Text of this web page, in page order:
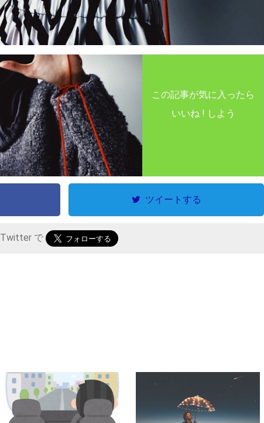
この記事が気に入ったら
いいね ! しよう
ツイートする
Twitter で